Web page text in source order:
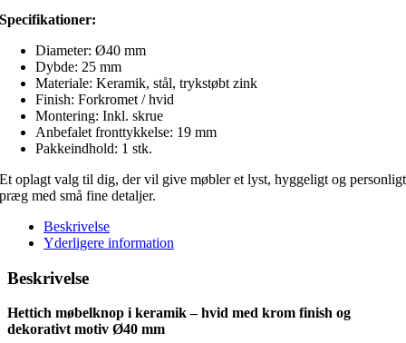
Specifikationer:
Diameter: Ø40 mm
Dybde: 25 mm
Materiale: Keramik, stål, trykstøbt zink
Finish: Forkromet / hvid
Montering: Inkl. skrue
Anbefalet fronttykkelse: 19 mm
Pakkeindhold: 1 stk.
Et oplagt valg til dig, der vil give møbler et lyst, hyggeligt og personligt
præg med små fine detaljer.
Beskrivelse
Yderligere information
Beskrivelse
Hettich møbelknop i keramik – hvid med krom finish og
dekorativt motiv Ø40 mm